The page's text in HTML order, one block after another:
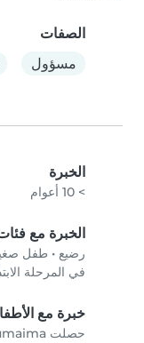
الصفات
مسؤول
الخبرة
> 10 أعوام
الخبرة مع
رضيع • طفل
في المرحلة
خبرة مع